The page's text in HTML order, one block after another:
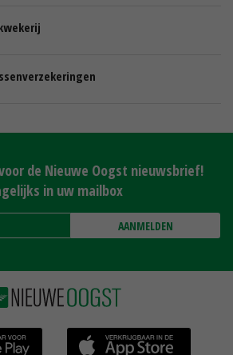
de Nieuwe Oogst nieuwsbrief!
in uw mailbox
AANMELDEN